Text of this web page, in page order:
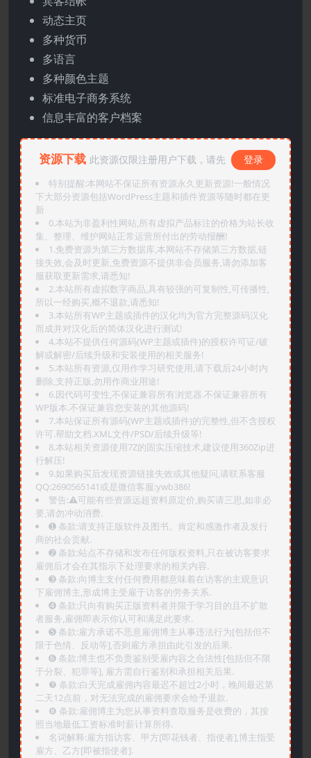
动态主页
多种货币
多语言
多种颜色主题
标准电子商务系统
信息丰富的客户档案
资源下载 此资源仅限注册用户下载，请先 登录
特别提醒:本网站不保证所有资源永久更新资源!一般情况
下大部分资源包括WordPress主题和插件资源等随时都在更
新
0.本站为非盈利性网站,所有虚拟产品标注的价格为站长收
集、整理、维护网站正常运营所付出的劳动报酬!
1.免费资源为第三方数据库,本网站不存储第三方数据,链
接失效,会及时更新,免费资源不提供非会员服务,请勿添加客
服获取更新需求,请悉知!
2.本站所有虚拟数字商品,具有较强的可复制性,可传播性,
所以一经购买,概不退款,请悉知!
3.本站所有WP主题或插件的汉化均为官方完整源码汉化
而成并对汉化后的简体汉化进行测试!
4.本站不提供任何源码(WP主题或插件)的授权许可证/破
解或解密/后续升级和安装使用的相关服务!
5.本站所有资源,仅用作学习研究使用,请下载后24小时内
删除,支持正版,勿用作商业用途!
6.因代码可变性,不保证兼容所有浏览器.不保证兼容所有
WP版本.不保证兼容您安装的其他源码!
7.本站保证所有源码(WP主题或插件)的完整性,但不含授权
许可.帮助文档.XML文件/PSD/后续升级等!
8.本站相关资源使用7Z的固实压缩技术,建议使用360Zip进
行解压!
9.如果购买后发现资源链接失效或其他疑问,请联系客服
QQ:2690565141或是微信客服:ywb386!
警告:⚠️可能有些资源远超资料原定价,购买请三思,如非必
要,请勿冲动消费.
➊️ 条款:请支持正版软件及图书。肯定和感激作者及发行
商的社会贡献.
➋️ 条款:站点不存储和发布任何版权资料,只在被访客要求
雇佣后才会在其指示下处理要求的相关内容.
➌️ 条款:向博主支付任何费用都意味着在访客的主观意识
下雇佣博主,形成博主受雇于访客的劳务关系.
➍️ 条款:只向有购买正版资料者并限于学习目的且不扩散
者服务,雇佣即表示你认可和满足此要求.
➎ 条款:雇方承诺不恶意雇佣博主从事违法行为[包括但不
限于色情、反动等],否则雇方承担由此引发的后果.
➏️ 条款:博主也不负责鉴别受雇内容之合法性[包括但不限
于分裂、犯罪等], 雇方需自行鉴别和承担相关后果.
❼ 条款:白天完成雇佣内容最迟不超过2小时，晚间最迟第
二天12点前，对无法完成的雇佣要求会给予退款.
❽ 条款:雇佣博主为您从事资料查取服务是收费的，其按
照当地最低工资标准时薪计算所得.
名词解释:雇方指访客、甲方[即花钱者、指使者],博主指受
雇方、乙方[即被指使者].